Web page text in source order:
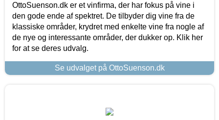
OttoSuenson.dk er et vinfirma, der har fokus på vine i
den gode ende af spektret. De tilbyder dig vine fra de
klassiske områder, krydret med enkelte vine fra nogle af
de nye og interessante områder, der dukker op. Klik her
for at se deres udvalg.
Se udvalget på OttoSuenson.dk